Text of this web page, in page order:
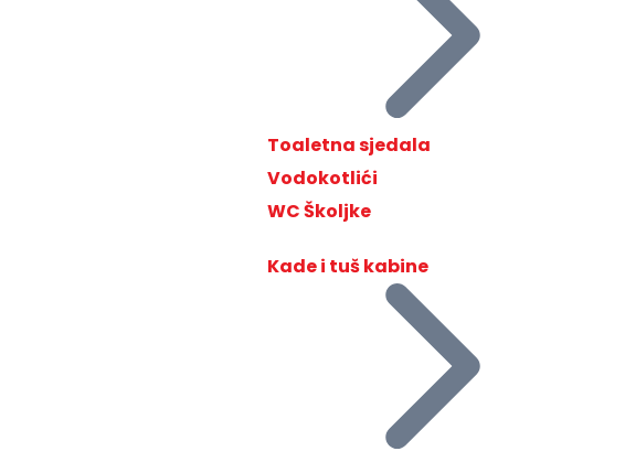
Toaletna sjedala
Vodokotlići
WC Školjke
Kade i tuš kabine